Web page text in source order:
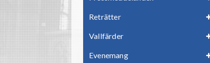
Reträtter
Vallfärder
Evenemang